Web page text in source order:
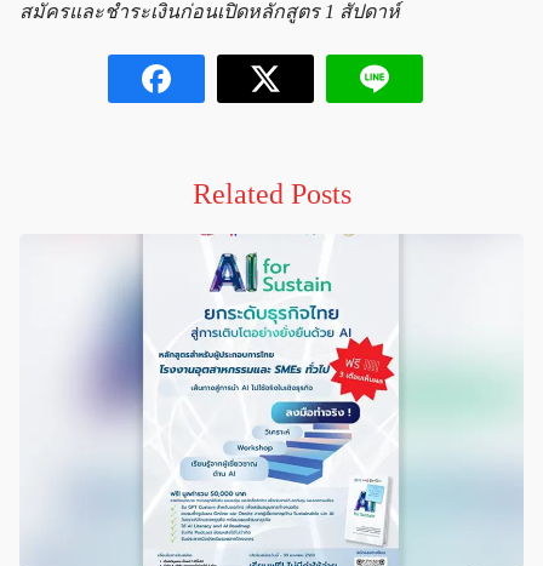
สมัครและชำระเงินก่อนเปิดหลักสูตร 1 สัปดาห์
Related Posts